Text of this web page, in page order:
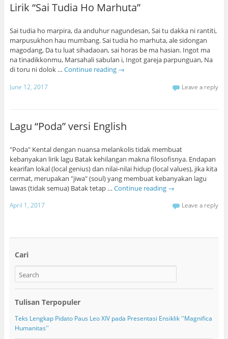
Lirik “Sai Tudia Ho Marhuta”
Sai tudia ho marpira, da anduhur nagundesan, Sai tu dakka ni rantiti,
marpusukhon hau mumbang. Sai tudia ho marhuta, ale sidongan
magodang, Da tu luat sihadaoan, sai horas be ma hasian. Ingot ma
na tinadikkonmu, Marsahali sabulan i, Ingot gareja parpunguan, Na
di toru ni dolok … Continue reading →
June 12, 2017 Leave a reply
Lagu “Poda” versi English
"Poda" Kental dengan nuansa melankolis tidak membuat
kebanyakan lirik lagu Batak kehilangan makna filosofisnya. Endapan
kearifan lokal (local genius) dan nilai-nilai hidup (local values), jika kita
cermat, merupakan "jiwa" (soul) yang membuat kebanyakan lagu
lawas (tidak semua) Batak tetap … Continue reading →
April 1, 2017 Leave a reply
Cari
Tulisan Terpopuler
Teks Lengkap Pidato Paus Leo XIV pada Presentasi Ensiklik ''Magnifica
Humanitas''